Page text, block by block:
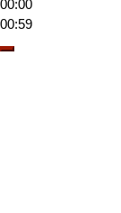
00:00
00:59